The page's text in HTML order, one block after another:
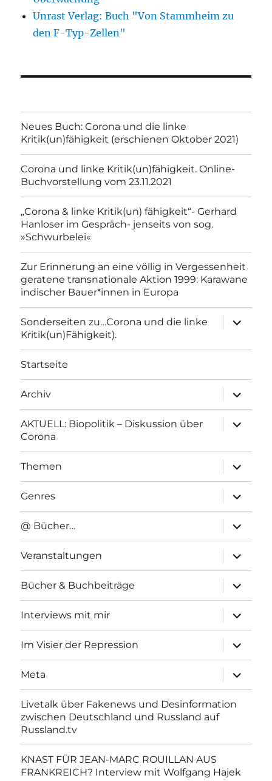
Unrast Verlag: Buch "Von Stammheim zu
den F-Typ-Zellen"
Neues Buch: Corona und die linke
Kritik(un)fähigkeit (erschienen Oktober 2021)
Corona und linke Kritik(un)fähigkeit. Online-
Buchvorstellung vom 23.11.2021
„Corona & linke Kritik(un) fähigkeit“- Gerhard
Hanloser im Gespräch- jenseits von sog.
»Schwurbelei«
Zur Erinnerung an eine völlig in Vergessenheit
geratene transnationale Aktion 1999: Karawane
indischer Bauer*innen in Europa
Sonderseiten zu…Corona und die linke
Kritik(un)Fähigkeit).
anzeigen
Startseite
Archiv
anzeigen
AKTUELL: Biopolitik – Diskussion über
Corona
anzeigen
Themen
anzeigen
Genres
anzeigen
@ Bücher…
anzeigen
Veranstaltungen
anzeigen
Bücher & Buchbeiträge
anzeigen
Interviews mit mir
anzeigen
Im Visier der Repression
anzeigen
Meta
anzeigen
Livetalk über Fakenews und Desinformation
zwischen Deutschland und Russland auf
Russland.tv
KNAST FÜR JEAN-MARC ROUILLAN AUS
FRANKREICH? Interview mit Wolfgang Hajek